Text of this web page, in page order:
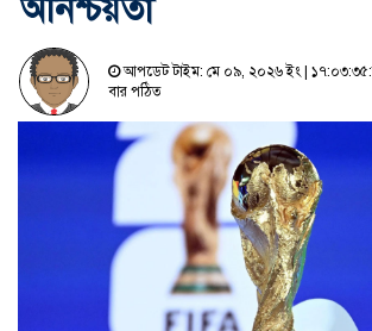
অনিশ্চয়তা
আপডেট টাইম: মে ০৯, ২০২৬ ইং |
বার পঠিত